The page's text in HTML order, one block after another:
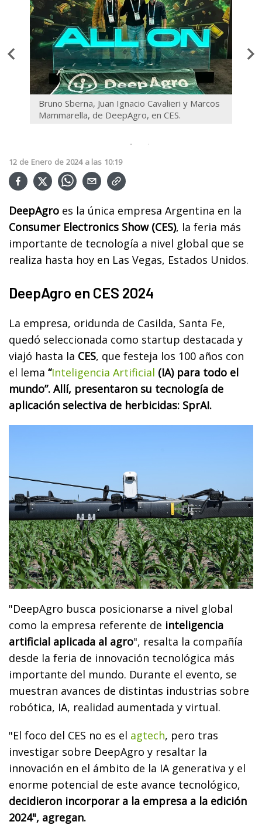
Bruno Sberna, Juan Ignacio Cavalieri y Marcos
Mammarella, de DeepAgro, en CES.
12 de Enero de 2024 a las 10:19
DeepAgro es la única empresa Argentina en la
Consumer Electronics Show (CES), la feria más
importante de tecnología a nivel global que se
realiza hasta hoy en Las Vegas, Estados Unidos.
DeepAgro en CES 2024
La empresa, oridunda de Casilda, Santa Fe,
quedó seleccionada como startup destacada y
viajó hasta la CES, que festeja los 100 años con
el lema “Inteligencia Artificial (IA) para todo el
mundo”. Allí, presentaron su tecnología de
aplicación selectiva de herbicidas: SprAI.
"DeepAgro busca posicionarse a nivel global
como la empresa referente de inteligencia
artificial aplicada al agro", resalta la compañía
desde la feria de innovación tecnológica más
importante del mundo. Durante el evento, se
muestran avances de distintas industrias sobre
robótica, IA, realidad aumentada y virtual.
"El foco del CES no es el agtech, pero tras
investigar sobre DeepAgro y resaltar la
innovación en el ámbito de la IA generativa y el
enorme potencial de este avance tecnológico,
decidieron incorporar a la empresa a la edición
2024", agregan.